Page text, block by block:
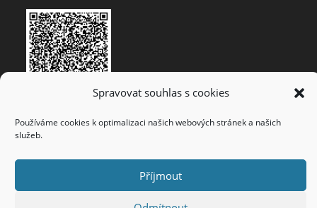
Spravovat souhlas s cookies
Používáme cookies k optimalizaci našich webových stránek a našich
služeb.
Příjmout